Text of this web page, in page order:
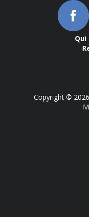
Qui
Copyright ©